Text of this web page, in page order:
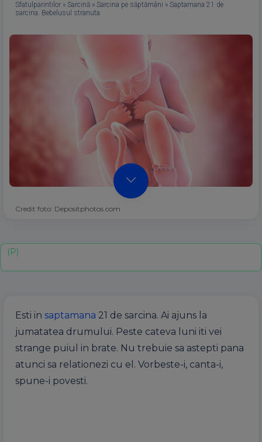
Sfatulparintilor » Sarcină » Sarcina pe săptămâni » Saptamana 21 de
sarcina. Bebelusul stranuta
Credit foto: Depositphotos.com
Esti in saptamana 21 de sarcina. Ai ajuns la
jumatatea drumului. Peste cateva luni iti vei
strange puiul in brate. Nu trebuie sa astepti pana
atunci sa relationezi cu el. Vorbeste-i, canta-i,
spune-i povesti.